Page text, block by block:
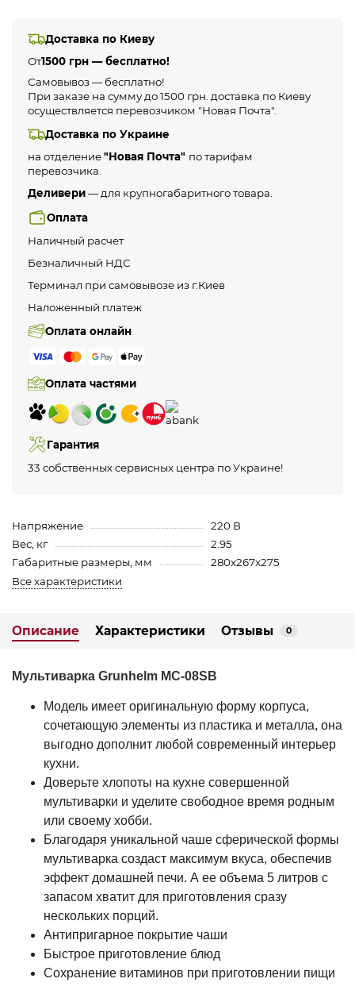
Доставка по Киеву
От1500 грн — бесплатно!
Самовывоз — бесплатно!
При заказе на сумму до 1500 грн. доставка по Киеву
осуществляется перевозчиком "Новая Почта".
Доставка по Украине
на отделение"Новая Почта" по тарифам
перевозчика.
Деливери— для крупногабаритного товара.
Оплата
Наличный расчет
Безналичный НДС
Терминал при самовывозе из г.Киев
Наложенный платеж
Оплата онлайн
Оплата частями
Гарантия
33 собственных сервисных центра по Украине!
Напряжение
220 В
Вес, кг
2.95
Габаритные размеры, мм
280х267х275
Все характеристики
Описание Характеристики Отзывы 0
Мультиварка Grunhelm MC-08SB
Модель имеет оригинальную форму корпуса,
сочетающую элементы из пластика и металла, она
выгодно дополнит любой современный интерьер
кухни.
Доверьте хлопоты на кухне совершенной
мультиварки и уделите свободное время родным
или своему хобби.
Благодаря уникальной чаше сферической формы
мультиварка создаст максимум вкуса, обеспечив
эффект домашней печи. А ее объема 5 литров с
запасом хватит для приготовления сразу
нескольких порций.
Антипригарное покрытие чаши
Быстрое приготовление блюд
Сохранение витаминов при приготовлении пищи